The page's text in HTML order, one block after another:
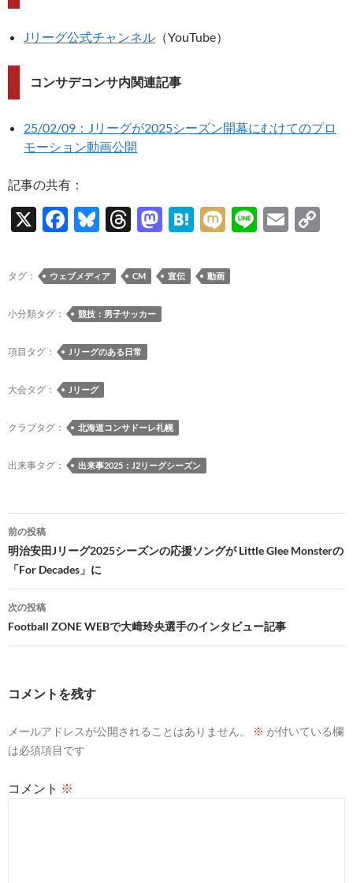
Jリーグ公式チャンネル （YouTube）
コンサデコンサ内関連記事
25/02/09：Jリーグが2025シーズン開幕にむけてのプロ
モーション動画公開
記事の共有：
X
F
e
b
o
o
k
Bl
es
k
y
T
e
a
ds
M
to
d
H
e
n
M Li
E
タグ： ウェブメディア CM 宣伝 動画
小分類タグ： 競技：男子サッカー
項目タグ： Jリーグのある日常
大会タグ： Jリーグ
クラブタグ： 北海道コンサドーレ札幌
出来事タグ： 出来事2025：J2リーグシーズン
投
稿
ナ
ビ
ゲ
シ
ン
前の投稿
明治安田Jリーグ2025シーズンの応援ソングが Little Glee Monsterの
「For Decades」に
次の投稿
Football ZONE WEBで大﨑玲央選手のインタビュー記事
コメントを残す
メールアドレスが公開されることはありません。 ※ が付いている欄
は必須項目です
コメント ※